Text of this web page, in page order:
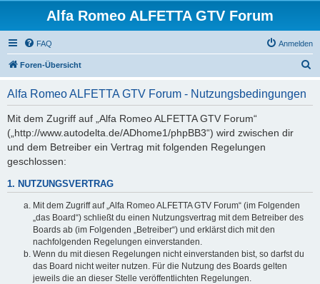
Alfa Romeo ALFETTA GTV Forum
FAQ Anmelden
Foren-Übersicht
Alfa Romeo ALFETTA GTV Forum - Nutzungsbedingungen
Mit dem Zugriff auf „Alfa Romeo ALFETTA GTV Forum“
(„http://www.autodelta.de/ADhome1/phpBB3“) wird zwischen dir
und dem Betreiber ein Vertrag mit folgenden Regelungen
geschlossen:
1. NUTZUNGSVERTRAG
Mit dem Zugriff auf „Alfa Romeo ALFETTA GTV Forum“ (im Folgenden
„das Board“) schließt du einen Nutzungsvertrag mit dem Betreiber des
Boards ab (im Folgenden „Betreiber“) und erklärst dich mit den
nachfolgenden Regelungen einverstanden.
Wenn du mit diesen Regelungen nicht einverstanden bist, so darfst du
das Board nicht weiter nutzen. Für die Nutzung des Boards gelten
jeweils die an dieser Stelle veröffentlichten Regelungen.